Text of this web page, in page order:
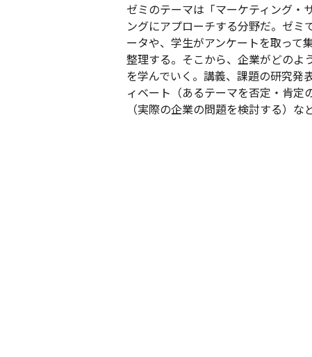
ゼミのテーマは「マーケティング・
ングにアプローチする分野だ。ゼ
ータや、学生がアンケートを取って
整理する。そこから、企業がどのよ
を学んでいく。講義、課題の研究発
ィベート（あるテーマを否定・肯定
（実際の企業の問題を検討する）な